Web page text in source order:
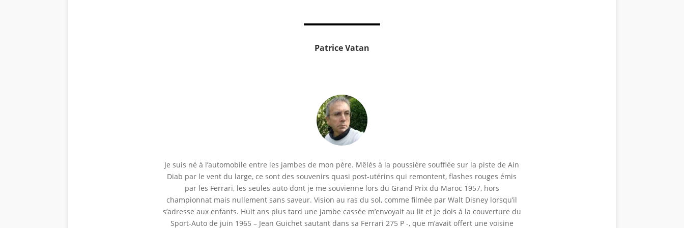
Patrice Vatan
Je suis né à l’automobile entre les jambes de mon père. Mêlés à la poussière soufflée sur la piste de Ain
Diab par le vent du large, ce sont des souvenirs quasi post-utérins qui remontent, flashes rouges émis
par les Ferrari, les seules auto dont je me souvienne lors du Grand Prix du Maroc 1957, hors
championnat mais nullement sans saveur. Vision au ras du sol, comme filmée par Walt Disney lorsqu’il
s’adresse aux enfants. Huit ans plus tard une jambe cassée m’envoyait au lit et je dois à la couverture du
Sport-Auto de juin 1965 – Jean Guichet sautant dans sa Ferrari 275 P -, que m’avait offert une voisine